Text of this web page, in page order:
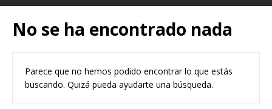
No se ha encontrado nada
Parece que no hemos podido encontrar lo que estás
buscando. Quizá pueda ayudarte una búsqueda.